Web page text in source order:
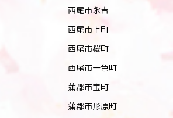
西尾市永吉
西尾市上町
西尾市桜町
西尾市一色町
蒲郡市宝町
蒲郡市形原町